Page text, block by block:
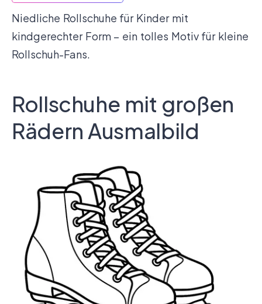
Niedliche Rollschuhe für Kinder mit
kindgerechter Form – ein tolles Motiv für kleine
Rollschuh-Fans.
Rollschuhe mit großen
Rädern Ausmalbild